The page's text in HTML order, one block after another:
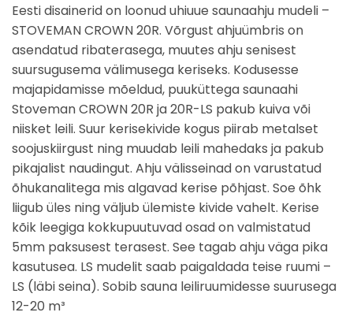
Eesti disainerid on loonud uhiuue saunaahju mudeli –
STOVEMAN CROWN 20R. Võrgust ahjuümbris on
asendatud ribaterasega, muutes ahju senisest
suursugusema välimusega keriseks. Kodusesse
majapidamisse mõeldud, puuküttega saunaahi
Stoveman CROWN 20R ja 20R-LS pakub kuiva või
niisket leili. Suur kerisekivide kogus piirab metalset
soojuskiirgust ning muudab leili mahedaks ja pakub
pikajalist naudingut. Ahju välisseinad on varustatud
õhukanalitega mis algavad kerise põhjast. Soe õhk
liigub üles ning väljub ülemiste kivide vahelt. Kerise
kõik leegiga kokkupuutuvad osad on valmistatud
5mm paksusest terasest. See tagab ahju väga pika
kasutusea. LS mudelit saab paigaldada teise ruumi –
LS (läbi seina). Sobib sauna leiliruumidesse suurusega
12-20 m³